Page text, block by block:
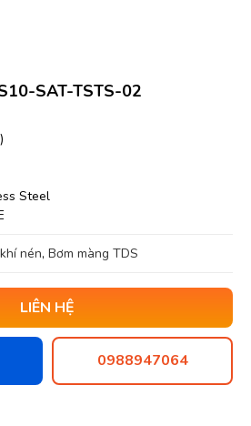
SAT-TSTS-02
Steel
nén, Bơm màng TDS
LIÊN HỆ
0988947064